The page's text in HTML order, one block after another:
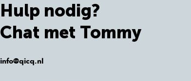
Hulp nodig?
Chat met Tommy
info@qicq.nl